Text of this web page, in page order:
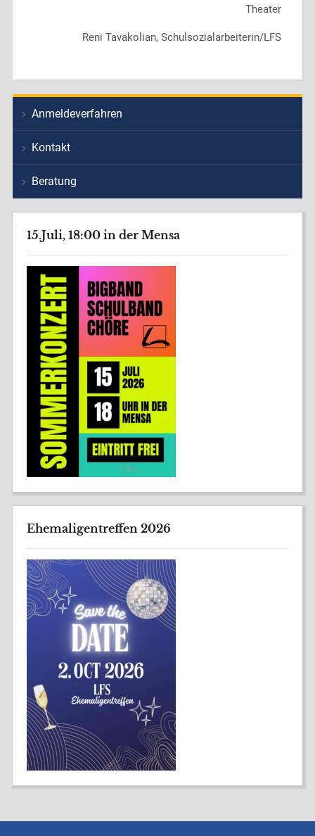
Theater
Reni Tavakolian, Schulsozialarbeiterin/LFS
Anmeldeverfahren
Kontakt
Beratung
15.Juli, 18:00 in der Mensa
Ehemaligentreffen 2026